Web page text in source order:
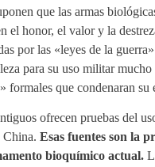
que las armas
el honor, el valor y la
por las «leyes de la
para su uso militar
formales que condenaran su
ofrecen pruebas del
China. Esas fuentes son la
bioquímico actual.